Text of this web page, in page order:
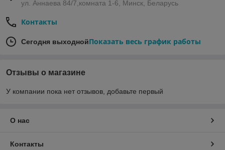
ул. Аннаева 84/7,комната 1-6, Минск, Беларусь
Контакты
Сегодня выходнойПоказать весь график работы
Отзывы о магазине
У компании пока нет отзывов, добавьте первый
О нас
Контакты